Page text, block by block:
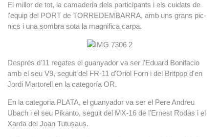
El millor de tot, la camaderia dels participants i els cuidats de
l'equip del PORT de TORREDEMBARRA, amb uns grans pic-
nics i una sombra sota la magnifica carpa.
Després d'11 regates el guanyador va ser l'Eduard Bonifacio
amb el seu V9, seguit del FR-11 d'Oriol Forn i del Britpop d'en
Jordi Martorell en la categoría OR.
En la categoria PLATA, el guanyador va ser el Pere Andreu
Ubach i el seu Pikanto, seguit del MX-16 de l'Ernest Rodas i el
Xarda del Joan Tutusaus.